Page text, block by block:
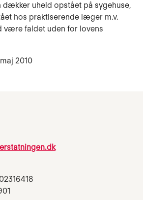
dækker uheld opstået på sygehuse,
hos praktiserende læger m.v.
være faldet uden for lovens
2010